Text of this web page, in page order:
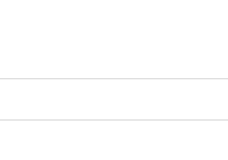
s
s
s